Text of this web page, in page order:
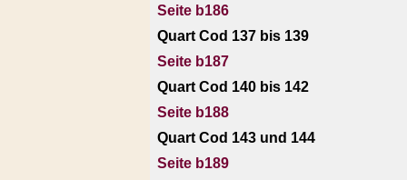
Seite b186
Quart Cod 137 bis 139
Seite b187
Quart Cod 140 bis 142
Seite b188
Quart Cod 143 und 144
Seite b189